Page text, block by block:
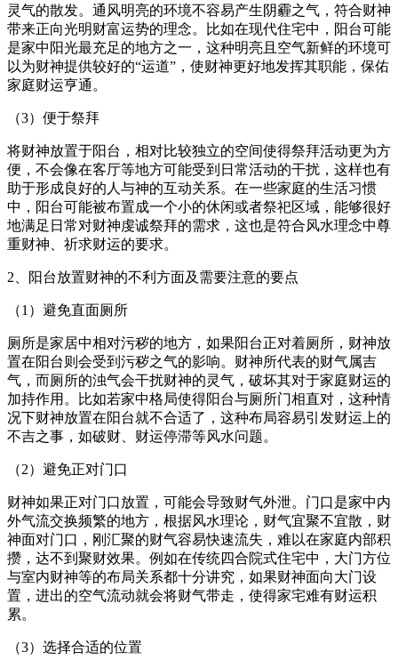
灵气的散发。通风明亮的环境不容易产生阴霾之气，符合财神
带来正向光明财富运势的理念。比如在现代住宅中，阳台可能
是家中阳光最充足的地方之一，这种明亮且空气新鲜的环境可
以为财神提供较好的“运道”，使财神更好地发挥其职能，保佑
家庭财运亨通。
（3）便于祭拜
将财神放置于阳台，相对比较独立的空间使得祭拜活动更为方
便，不会像在客厅等地方可能受到日常活动的干扰，这样也有
助于形成良好的人与神的互动关系。在一些家庭的生活习惯
中，阳台可能被布置成一个小的休闲或者祭祀区域，能够很好
地满足日常对财神虔诚祭拜的需求，这也是符合风水理念中尊
重财神、祈求财运的要求。
2、阳台放置财神的不利方面及需要注意的要点
（1）避免直面厕所
厕所是家居中相对污秽的地方，如果阳台正对着厕所，财神放
置在阳台则会受到污秽之气的影响。财神所代表的财气属吉
气，而厕所的浊气会干扰财神的灵气，破坏其对于家庭财运的
加持作用。比如若家中格局使得阳台与厕所门相直对，这种情
况下财神放置在阳台就不合适了，这种布局容易引发财运上的
不吉之事，如破财、财运停滞等风水问题。
（2）避免正对门口
财神如果正对门口放置，可能会导致财气外泄。门口是家中内
外气流交换频繁的地方，根据风水理论，财气宜聚不宜散，财
神面对门口，刚汇聚的财气容易快速流失，难以在家庭内部积
攒，达不到聚财效果。例如在传统四合院式住宅中，大门方位
与室内财神等的布局关系都十分讲究，如果财神面向大门设
置，进出的空气流动就会将财气带走，使得家宅难有财运积
累。
（3）选择合适的位置